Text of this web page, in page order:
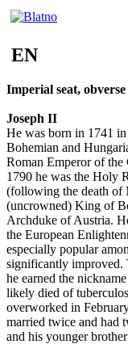
EN
Imperial seat, obverse
Joseph II
He was born in 1741
Bohemian and
Roman Emperor of the
1790 he was the Holy
(following the death of
(uncrowned) King of
Archduke of Austria.
the European
especially popular
significantly improved.
he earned the
likely died of
overworked in
married twice and had
and his younger